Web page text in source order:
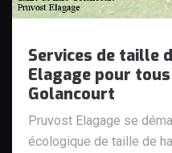
Services de taille
Elagage pour
Golancourt
Pruvost Elagage se
écologique de taille de